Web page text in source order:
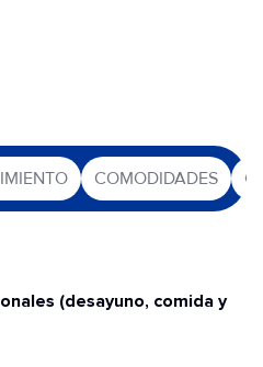
COMODIDADES
(desayuno, comida y